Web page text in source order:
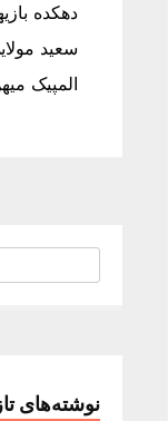
دهکده
سعید
المپیک
نوشته‌های